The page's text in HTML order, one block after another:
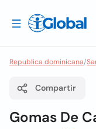
Republica dominicana/
Compartir
Gomas De